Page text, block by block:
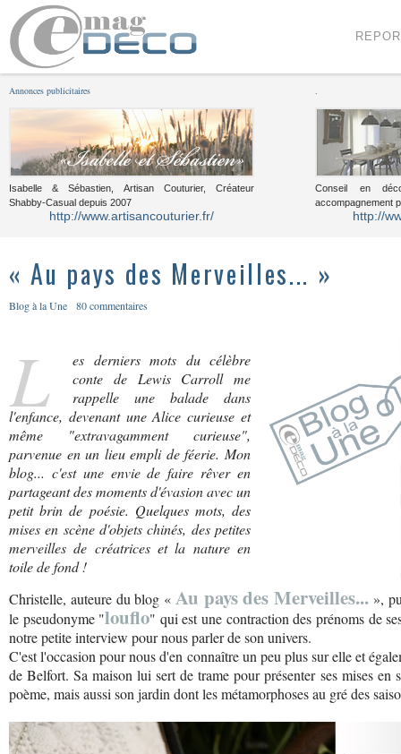
Annonces publicitaires
Isabelle & Sébastien, Artisan Couturier, Créateur
Shabby-Casual depuis 2007
http://www.artisancouturier.fr/
Conseil en
accompagnement
http://
« Au pays des Merveilles... »
Blog à la Une 80 commentaires
L
es derniers mots du célèbre
conte de Lewis Carroll me
rappelle une balade dans
l'enfance, devenant une Alice curieuse et
même "extravagamment curieuse",
parvenue en un lieu empli de féerie. Mon
blog... c'est une envie de faire rêver en
partageant des moments d'évasion avec un
petit brin de poésie. Quelques mots, des
mises en scène d'objets chinés, des petites
merveilles de créatrices et la nature en
toile de fond !
Christelle, auteure du blog « Au pays des Merveilles... »,
le pseudonyme "louflo" qui est une contraction des prénoms de
notre petite interview pour nous parler de son univers.
C'est l'occasion pour nous d'en connaître un peu plus sur elle et
de Belfort. Sa maison lui sert de trame pour présenter ses mises en
poème, mais aussi son jardin dont les métamorphoses au gré des